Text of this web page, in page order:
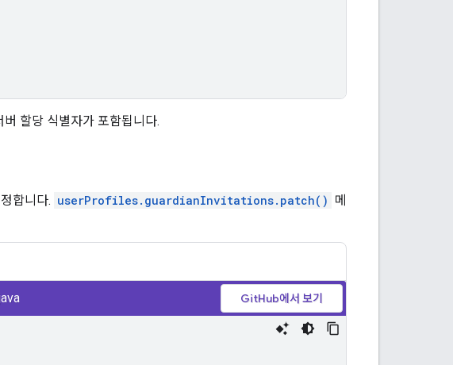
할당 식별자가 포함됩니다.
합니다. userProfiles.guardianInvitations.patch() 메
GitHub에서 보기